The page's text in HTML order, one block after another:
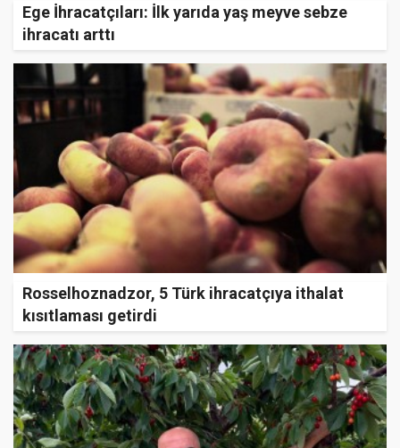
Ege İhracatçıları: İlk yarıda yaş meyve sebze
ihracatı arttı
Rosselhoznadzor, 5 Türk ihracatçıya ithalat
kısıtlaması getirdi